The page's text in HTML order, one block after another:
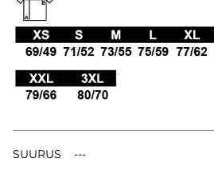
SUURUS